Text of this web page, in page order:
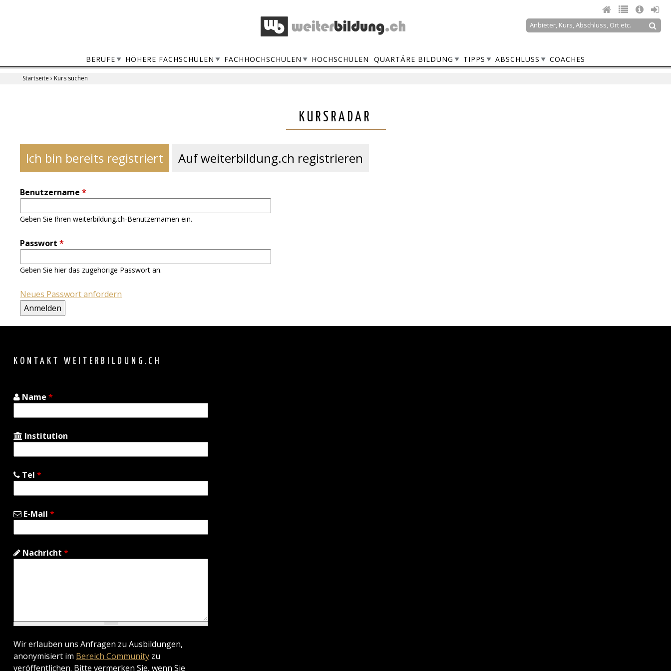
Suche
BERUFE HÖHERE FACHSCHULEN FACHHOCHSCHULEN HOCHSCHULEN QUARTÄRE BILDUNG TIPPS ABSCHLUSS COACHES
Startseite › Kurs suchen
KURSRADAR
Ich bin bereits registriert Auf weiterbildung.ch registrieren
Benutzername*
Geben Sie Ihren weiterbildung.ch-Benutzernamen ein.
Passwort*
Geben Sie hier das zugehörige Passwort an.
Neues Passwort anfordern
KONTAKT WEITERBILDUNG.CH
Name *
Institution
Tel *
E-Mail *
Nachricht *
Wir erlauben uns Anfragen zu Ausbildungen,
anonymisiert im Bereich Communityzu
veröffentlichen. Bitte vermerken Sie, wenn Sie